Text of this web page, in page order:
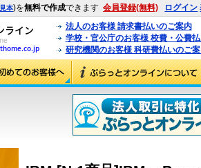
見本)を無料で作成できます 会員登録(無料) ログイン
法人のお客様 請求書払いのご案内
学校・官公庁のお客様 校費・公費
研究機関のお客様 科研費払いのご